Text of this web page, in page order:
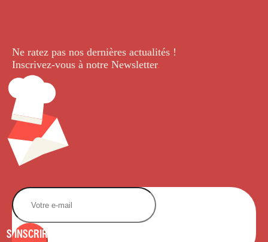
Ne ratez pas nos dernières actualités !
Inscrivez-vous à notre Newsletter.
S'INSCRIRE